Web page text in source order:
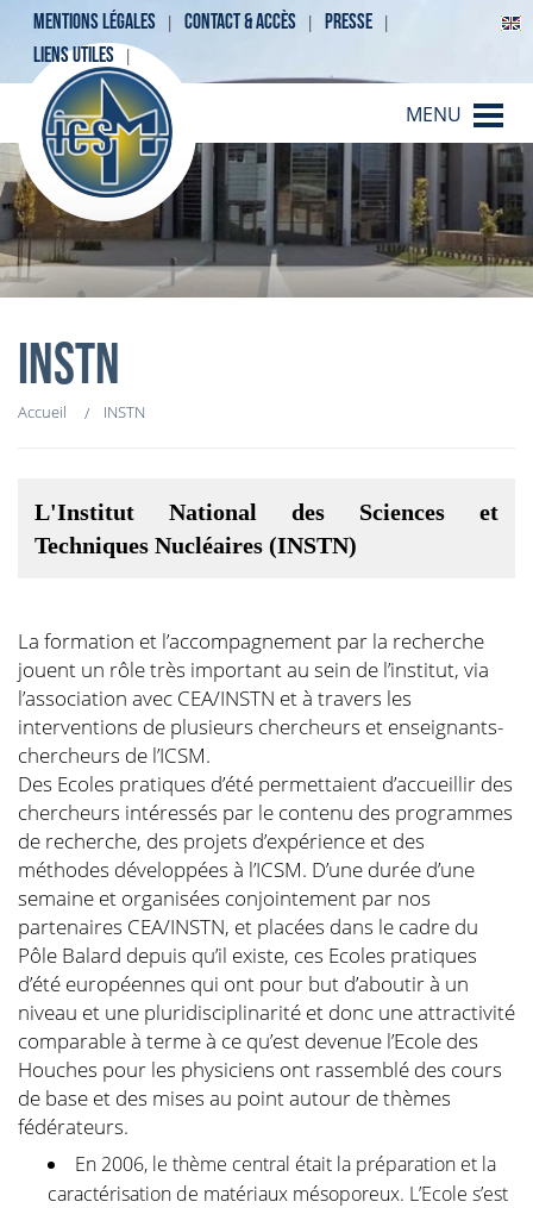
MENTIONS LÉGALES CONTACT & ACCÈS
PRESSE
LIENS UTILES
MENU
INSTN
Accueil INSTN
L'Institut National des Sciences et
Techniques Nucléaires (INSTN)
La formation et l’accompagnement par la recherche
jouent un rôle très important au sein de l’institut, via
l’association avec CEA/INSTN et à travers les
interventions de plusieurs chercheurs et enseignants-
chercheurs de l’ICSM.
Des Ecoles pratiques d’été permettaient d’accueillir des
chercheurs intéressés par le contenu des programmes
de recherche, des projets d’expérience et des
méthodes développées à l’ICSM. D’une durée d’une
semaine et organisées conjointement par nos
partenaires CEA/INSTN, et placées dans le cadre du
Pôle Balard depuis qu’il existe, ces Ecoles pratiques
d’été européennes qui ont pour but d’aboutir à un
niveau et une pluridisciplinarité et donc une attractivité
comparable à terme à ce qu’est devenue l’Ecole des
Houches pour les physiciens ont rassemblé des cours
de base et des mises au point autour de thèmes
fédérateurs.
En 2006, le thème central était la préparation et la
caractérisation de matériaux mésoporeux. L’Ecole s’est